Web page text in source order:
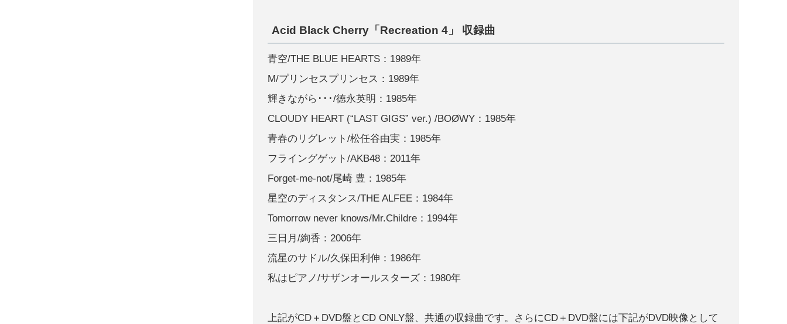
Acid Black Cherry「Recreation 4」 収録曲
青空/THE BLUE HEARTS：1989年
M/プリンセスプリンセス：1989年
輝きながら･･･/徳永英明：1985年
CLOUDY HEART (“LAST GIGS” ver.) /BOØWY：1985年
青春のリグレット/松任谷由実：1985年
フライングゲット/AKB48：2011年
Forget-me-not/尾崎 豊：1985年
星空のディスタンス/THE ALFEE：1984年
Tomorrow never knows/Mr.Childre：1994年
三日月/絢香：2006年
流星のサドル/久保田利伸：1986年
私はピアノ/サザンオールスターズ：1980年
上記がCD＋DVD盤とCD ONLY盤、共通の収録曲です。さらにCD＋DVD盤には下記がDVD映像として